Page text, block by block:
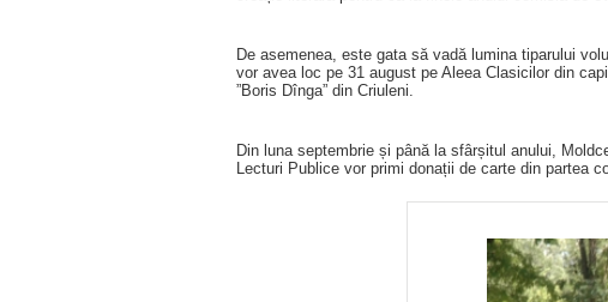
De asemenea, este gata să vadă lumina tiparului
vor avea loc pe 31 august pe Aleea Clasicilor din
”Boris Dînga” din Criuleni.
Din luna septembrie și până la sfârșitul anului,
Lecturi Publice vor primi donații de carte din partea